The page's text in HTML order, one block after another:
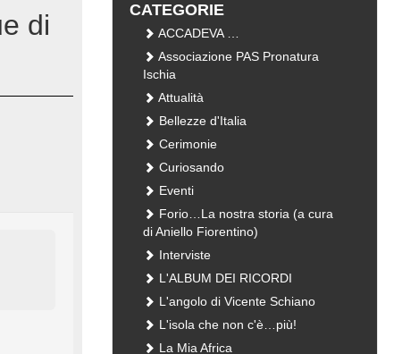
di
CATEGORIE
ACCADEVA …
Associazione PAS Pronatura
Ischia
Attualità
Bellezze d'Italia
Cerimonie
Curiosando
Eventi
Forio…La nostra storia (a cura
di Aniello Fiorentino)
Interviste
L'ALBUM DEI RICORDI
L'angolo di Vicente Schiano
L'isola che non c'è…più!
La Mia Africa